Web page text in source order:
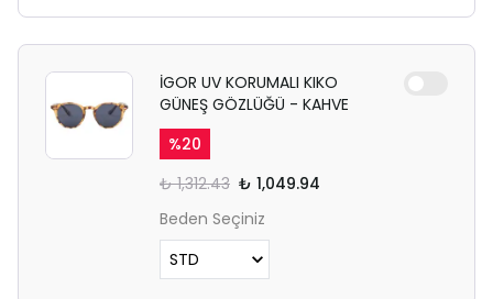
İGOR UV KORUMALI KIKO
GÜNEŞ GÖZLÜĞÜ - KAHVE
%20
₺ 1,312.43 ₺ 1,049.94
Beden Seçiniz